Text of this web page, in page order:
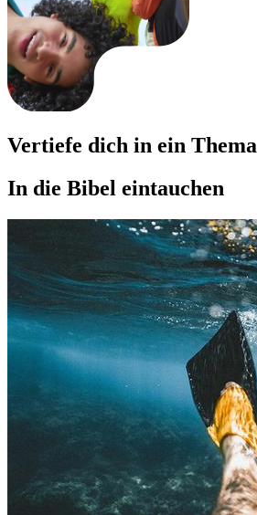
Vertiefe dich in ein Thema
In die Bibel eintauchen